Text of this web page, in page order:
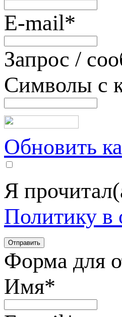
E-mail*
Запрос /
Символы с
Обновить
Я
Политику в
Форма для
Имя*